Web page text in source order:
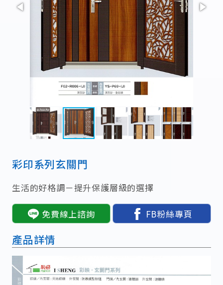
彩印系列玄關門
生活的好格調－提升保護層級的選擇
免費線上諮詢 FB粉絲專頁
產品詳情